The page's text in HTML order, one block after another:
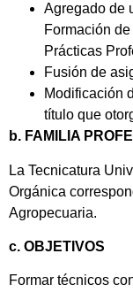
Agregado de
Formación
Prácticas
Fusión de
Modificación
título que
b. FAMILIA
La Tecnicatura
Orgánica
Agropecuaria.
c. OBJETIVOS
Formar técnicos